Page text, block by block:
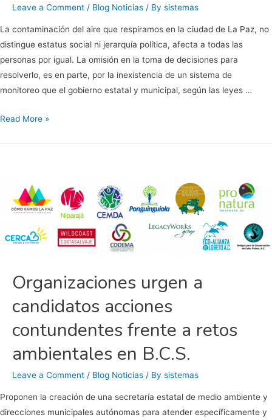
Leave a Comment / Blog Noticias / By sistemas
La contaminación del aire que respiramos en la ciudad de La Paz, no
distingue estatus social ni jerarquía política, afecta a todas las
personas por igual. La omisión en la toma de decisiones para
resolverlo, es en parte, por la inexistencia de un sistema de
monitoreo que el gobierno estatal y municipal, según las leyes …
Agenda
California
Sur.
de
civil.
Read More »
Organizaciones urgen a
candidatos acciones
contundentes frente a retos
ambientales en B.C.S.
Leave a Comment / Blog Noticias / By sistemas
Proponen la creación de una secretaría estatal de medio ambiente y
direcciones municipales autónomas para atender específicamente y